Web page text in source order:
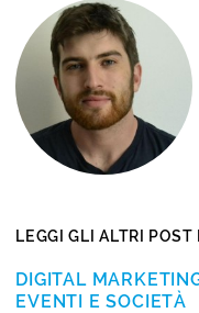
LEGGI GLI ALTRI POST
DIGITAL
EVENTI E SOCIETÀ